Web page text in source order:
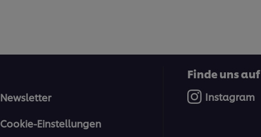
Newsletter
Cookie-Einstellungen
Finde uns auf
Instagram